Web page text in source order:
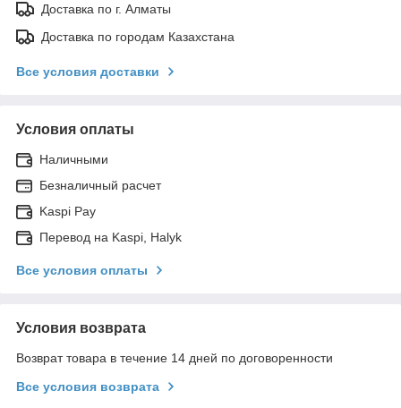
Доставка по г. Алматы
Доставка по городам Казахстана
Все условия доставки
Условия оплаты
Наличными
Безналичный расчет
Kaspi Pay
Перевод на Kaspi, Halyk
Все условия оплаты
Условия возврата
Возврат товара в течение 14 дней по договоренности
Все условия возврата